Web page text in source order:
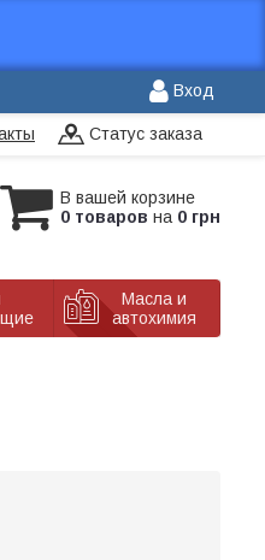
Вход
Статус заказа
В вашей корзине
0 товаров на 0 грн
Масла и
автохимия